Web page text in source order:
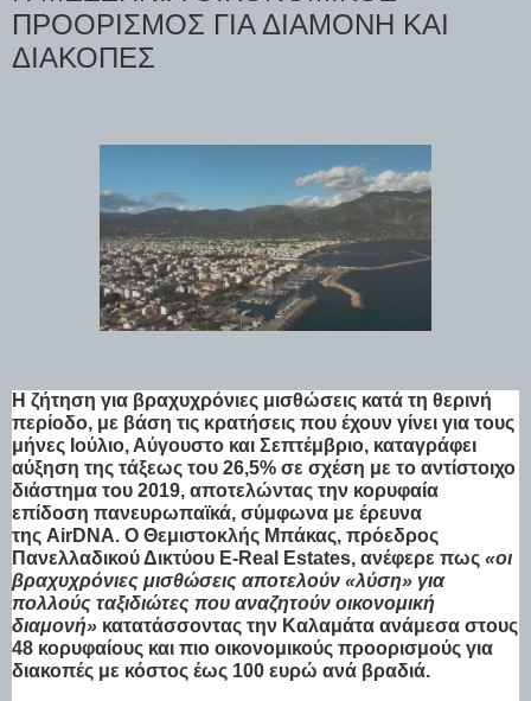
ΠΡΟΟΡΙΣΜΟΣ ΓΙΑ ΔΙΑΜΟΝΗ ΚΑΙ
ΔΙΑΚΟΠΕΣ
H ζήτηση για βραχυχρόνιες μισθώσεις κατά τη θερινή
περίοδο, με βάση τις κρατήσεις που έχουν γίνει για τους
μήνες Ιούλιο, Αύγουστο και Σεπτέμβριο, καταγράφει
αύξηση της τάξεως του 26,5% σε σχέση με το αντίστοιχο
διάστημα του 2019, αποτελώντας την κορυφαία
επίδοση πανευρωπαϊκά, σύμφωνα με έρευνα
της AirDNA. Ο Θεμιστοκλής Μπάκας, πρόεδρος
Πανελλαδικού Δικτύου E-Real Estates, ανέφερε πως «οι
βραχυχρόνιες μισθώσεις αποτελούν «λύση» για
πολλούς ταξιδιώτες που αναζητούν οικονομική
διαμονή» κατατάσσοντας την Καλαμάτα ανάμεσα στους
48 κορυφαίους και πιο οικονομικούς προορισμούς για
διακοπές με κόστος έως 100 ευρώ ανά βραδιά.